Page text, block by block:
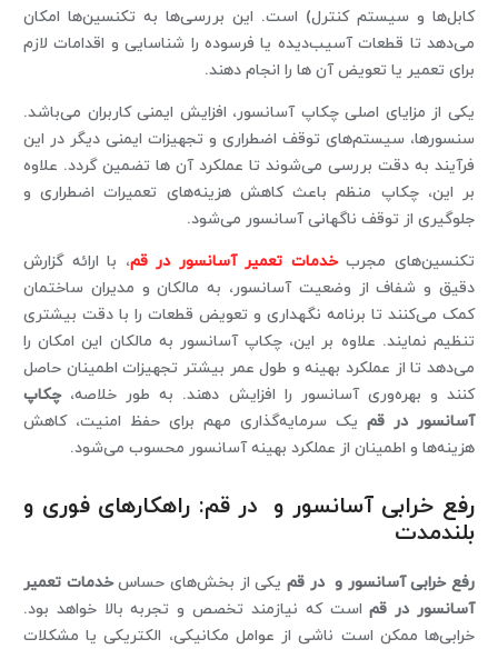
کابل‌ها و سیستم کنترل) است. این بررسی‌ها به تکنسین‌ها امکان
می‌دهد تا قطعات آسیب‌دیده یا فرسوده را شناسایی و اقدامات لازم
برای تعمیر یا تعویض آن ها را انجام دهند.
یکی از مزایای اصلی چکاپ آسانسور، افزایش ایمنی کاربران می‌باشد.
سنسورها، سیستم‌های توقف اضطراری و تجهیزات ایمنی دیگر در این
فرآیند به دقت بررسی می‌شوند تا عملکرد آن ها تضمین گردد. علاوه
بر این، چکاپ منظم باعث کاهش هزینه‌های تعمیرات اضطراری و
جلوگیری از توقف ناگهانی آسانسور می‌شود.
تکنسین‌های مجربخدمات تعمیر آسانسور در قم، با ارائه گزارش
دقیق و شفاف از وضعیت آسانسور، به مالکان و مدیران ساختمان
کمک می‌کنند تا برنامه نگهداری و تعویض قطعات را با دقت بیشتری
تنظیم نمایند. علاوه بر این، چکاپ آسانسور به مالکان این امکان را
می‌دهد تا از عملکرد بهینه و طول عمر بیشتر تجهیزات اطمینان حاصل
کنند و بهره‌وری آسانسور را افزایش دهند. به طور خلاصه،چکاپ
آسانسور در قم یک سرمایه‌گذاری مهم برای حفظ امنیت، کاهش
هزینه‌ها و اطمینان از عملکرد بهینه آسانسور محسوب می‌شود.
رفع خرابی آسانسور و در قم: راهکارهای فوری و
بلندمدت
رفع خرابی آسانسور و در قمیکی از بخش‌های حساسخدمات تعمیر
آسانسور در قماست که نیازمند تخصص و تجربه بالا خواهد بود.
خرابی‌ها ممکن است ناشی از عوامل مکانیکی، الکتریکی یا مشکلات